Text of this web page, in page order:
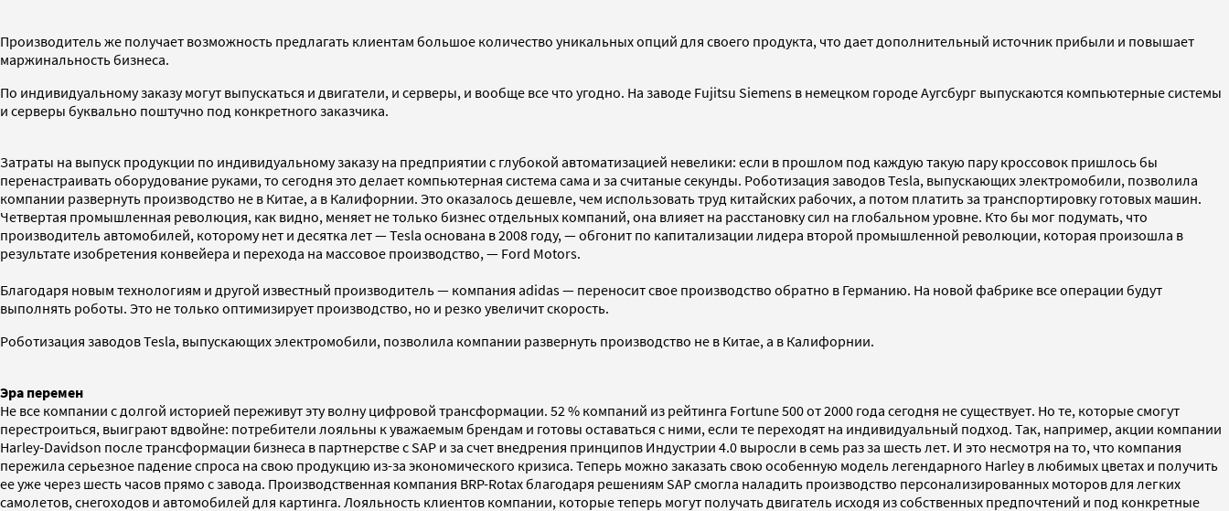
Производитель же получает возможность предлагать клиентам большое количество уникальных опций для своего продукта, что дает дополнительный источник прибыли и повышает
маржинальность бизнеса.
По индивидуальному заказу могут выпускаться и двигатели, и серверы, и вообще все что угодно. На заводе Fujitsu Siemens в немецком городе Аугсбург выпускаются компьютерные системы
и серверы буквально поштучно под конкретного заказчика.
Затраты на выпуск продукции по индивидуальному заказу на предприятии с глубокой автоматизацией невелики: если в прошлом под каждую такую пару кроссовок пришлось бы
перенастраивать оборудование руками, то сегодня это делает компьютерная система сама и за считаные секунды. Роботизация заводов Tesla, выпускающих электромобили, позволила
компании развернуть производство не в Китае, а в Калифорнии. Это оказалось дешевле, чем использовать труд китайских рабочих, а потом платить за транспортировку готовых машин.
Четвертая промышленная революция, как видно, меняет не только бизнес отдельных компаний, она влияет на расстановку сил на глобальном уровне. Кто бы мог подумать, что
производитель автомобилей, которому нет и десятка лет — Tesla основана в 2008 году, — обгонит по капитализации лидера второй промышленной революции, которая произошла в
результате изобретения конвейера и перехода на массовое производство, — Ford Motors.
Благодаря новым технологиям и другой известный производитель — компания adidas — переносит свое производство обратно в Германию. На новой фабрике все операции будут
выполнять роботы. Это не только оптимизирует производство, но и резко увеличит скорость.
Роботизация заводов Tesla, выпускающих электромобили, позволила компании развернуть производство не в Китае, а в Калифорнии.
Эра перемен
Не все компании с долгой историей переживут эту волну цифровой трансформации. 52 % компаний из рейтинга Fortune 500 от 2000 года сегодня не существует. Но те, которые смогут
перестроиться, выиграют вдвойне: потребители лояльны к уважаемым брендам и готовы оставаться с ними, если те переходят на индивидуальный подход. Так, например, акции компании
Harley-Davidson после трансформации бизнеса в партнерстве с SAP и за счет внедрения принципов Индустрии 4.0 выросли в семь раз за шесть лет. И это несмотря на то, что компания
пережила серьезное падение спроса на свою продукцию из-за экономического кризиса. Теперь можно заказать свою особенную модель легендарного Harley в любимых цветах и получить
ее уже через шесть часов прямо с завода. Производственная компания BRP-Rotax благодаря решениям SAP смогла наладить производство персонализированных моторов для легких
самолетов, снегоходов и автомобилей для картинга. Лояльность клиентов компании, которые теперь могут получать двигатель исходя из собственных предпочтений и под конкретные